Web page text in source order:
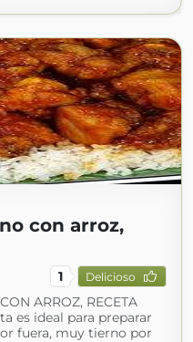
con arroz,
1 Delicioso
ARROZ, RECETA
es ideal para preparar
fuera, muy tierno por